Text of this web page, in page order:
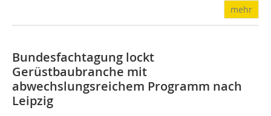
mehr
Bundesfachtagung lockt
Gerüstbaubranche mit
abwechslungsreichem Programm nach
Leipzig